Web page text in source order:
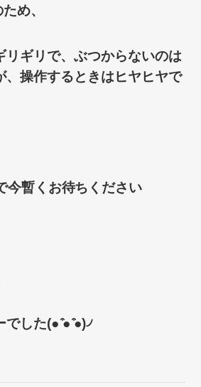
め、
リギリで、ぶつからないのは
、操作するときはヒヤヒヤで
今暫くお待ちください
でした(●̍̑●̍̑●)৴